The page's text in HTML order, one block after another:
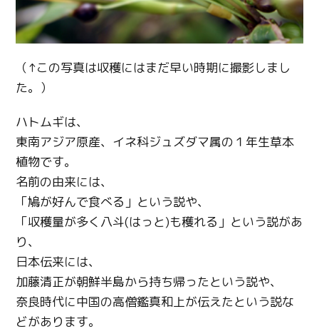
（↑この写真は収穫にはまだ早い時期に撮影しまし
た。）
ハトムギは、
東南アジア原産、イネ科ジュズダマ属の１年生草本
植物です。
名前の由来には、
「鳩が好んで食べる」という説や、
「収穫量が多く八斗(はっと)も穫れる」という説があ
り、
日本伝来には、
加藤清正が朝鮮半島から持ち帰ったという説や、
奈良時代に中国の高僧鑑真和上が伝えたという説な
どがあります。